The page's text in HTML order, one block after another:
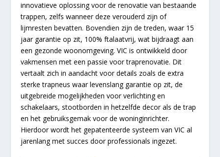
innovatieve oplossing voor de renovatie van bestaande
trappen, zelfs wanneer deze verouderd zijn of
lijmresten bevatten. Bovendien zijn de treden, waar 15
jaar garantie op zit, 100% ftalaatvrij, wat bijdraagt aan
een gezonde woonomgeving. VIC is ontwikkeld door
vakmensen met een passie voor traprenovatie. Dit
vertaalt zich in aandacht voor details zoals de extra
sterke trapneus waar levenslang garantie op zit, de
uitgebreide mogelijkheden voor verlichting en
schakelaars, stootborden in hetzelfde decor als de trap
en het gebruiksgemak voor de woninginrichter.
Hierdoor wordt het gepatenteerde systeem van VIC al
jarenlang met succes door professionals ingezet.